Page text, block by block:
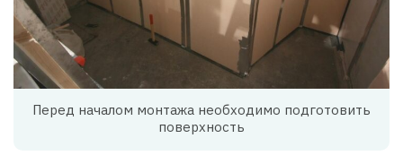
Перед началом монтажа необходимо подготовить
поверхность